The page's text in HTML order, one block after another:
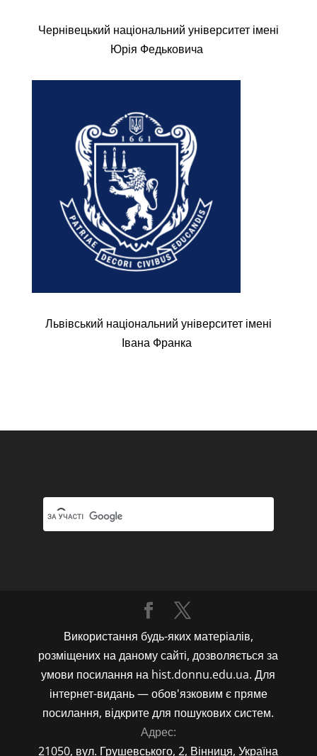
Чернівецький національний університет імені
Юрія Федьковича
Львівський національний університет імені
Івана Франка
Використання будь-яких матеріалів,
розміщених на даному сайті, дозволяється за
умови посилання на hist.donnu.edu.ua. Для
інтернет-видань — обов'язковим є пряме
посилання, відкрите для пошукових систем.
Адрес:
21050, вул. Грушевського, 2, Вінниця, Україна